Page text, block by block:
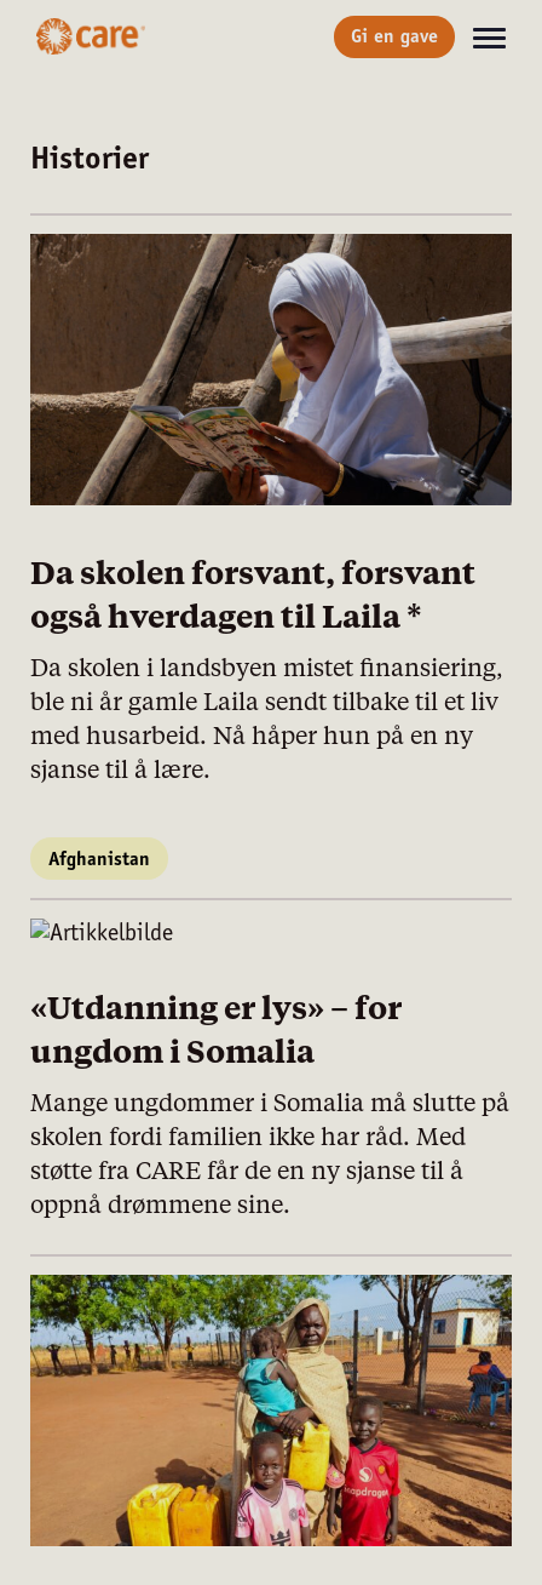
Gi en gave
Historier
Da skolen forsvant, forsvant
også hverdagen til Laila *
Da skolen i landsbyen mistet finansiering,
ble ni år gamle Laila sendt tilbake til et liv
med husarbeid. Nå håper hun på en ny
sjanse til å lære.
Afghanistan
«Utdanning er lys» – for
ungdom i Somalia
Mange ungdommer i Somalia må slutte på
skolen fordi familien ikke har råd. Med
støtte fra CARE får de en ny sjanse til å
oppnå drømmene sine.